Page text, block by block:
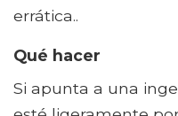
errática..
Qué hacer
Si apunta a una